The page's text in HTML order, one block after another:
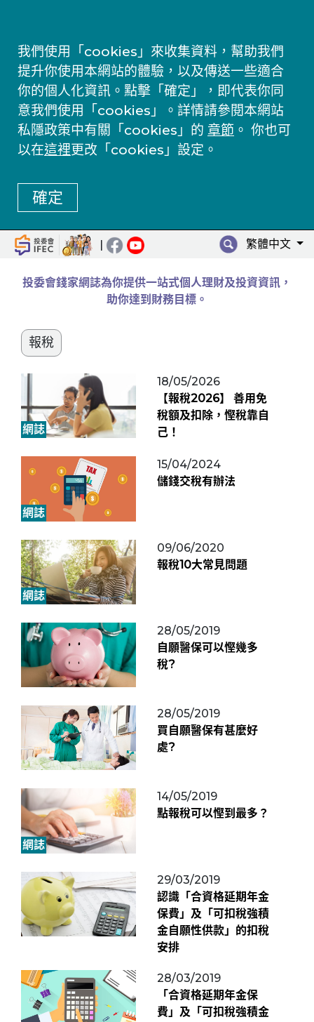
我們使用「cookies」來收集資料，幫助我們
提升你使用本網站的體驗，以及傳送一些適合
你的個人化資訊。點擊「確定」，即代表你同
意我們使用「cookies」。詳情請參閱本網站
私隱政策中有關「cookies」的 章節 。 你也可
以在這裡更改「cookies」設定。
確定
| 繁體中文
投委會錢家網誌為你提供一站式個人理財及投資資訊，
助你達到財務目標。
報稅
網誌
18/05/2026
【報稅2026】 善用免
稅額及扣除，慳稅靠自
己！
網誌
15/04/2024
儲錢交稅有辦法
網誌
09/06/2020
報稅10大常見問題
28/05/2019
自願醫保可以慳幾多
稅?
28/05/2019
買自願醫保有甚麼好
處?
網誌
14/05/2019
點報稅可以慳到最多？
29/03/2019
認識「合資格延期年金
保費」及「可扣稅強積
金自願性供款」的扣稅
安排
28/03/2019
「合資格延期年金保
費」及「可扣稅強積金